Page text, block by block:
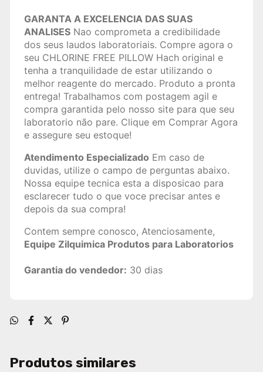
GARANTA A EXCELENCIA DAS SUAS
ANALISES Nao comprometa a credibilidade
dos seus laudos laboratoriais. Compre agora o
seu CHLORINE FREE PILLOW Hach original e
tenha a tranquilidade de estar utilizando o
melhor reagente do mercado. Produto a pronta
entrega! Trabalhamos com postagem agil e
compra garantida pelo nosso site para que seu
laboratorio não pare. Clique em Comprar Agora
e assegure seu estoque!
Atendimento Especializado Em caso de
duvidas, utilize o campo de perguntas abaixo.
Nossa equipe tecnica esta a disposicao para
esclarecer tudo o que voce precisar antes e
depois da sua compra!
Contem sempre conosco, Atenciosamente,
Equipe Zilquimica Produtos para Laboratorios
Garantia do vendedor: 30 dias
Produtos similares